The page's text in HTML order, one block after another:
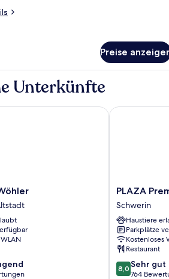
Preise
Unterkünfte
PLAZA
Premium
Schwerin
Schwerin
PLAZA
Schwerin
Haustiere
Parkplätze
Kostenloses
Restaurant
8.0
von
8,0 Sehr gut
764
PLAZA